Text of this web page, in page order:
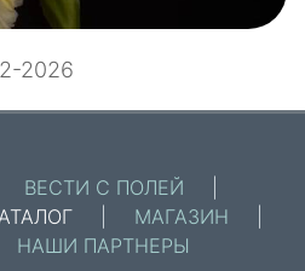
2026
ВЕСТИ С ПОЛЕЙ
МАГАЗИН
НАШИ ПАРТНЕРЫ